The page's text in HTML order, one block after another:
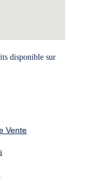
Vente
disponible sur